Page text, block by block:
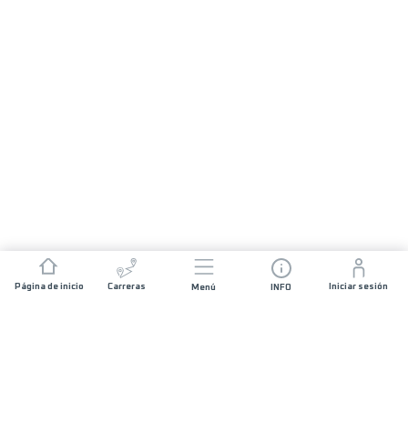
Página de inicio Carreras Menú INFO Iniciar sesión